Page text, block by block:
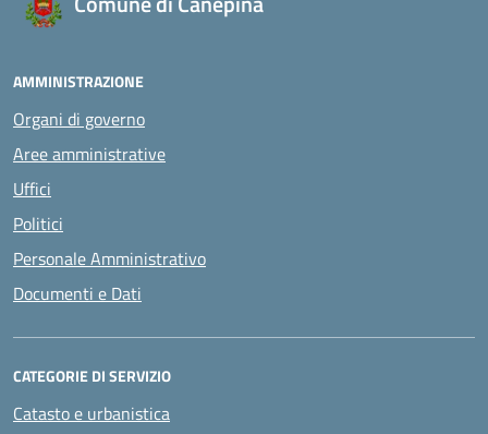
AMMINISTRAZIONE
Organi di governo
Aree amministrative
Uffici
Politici
Personale Amministrativo
Documenti e Dati
CATEGORIE DI SERVIZIO
Catasto e urbanistica